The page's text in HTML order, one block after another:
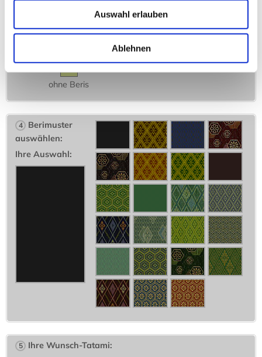
Auswahl erlauben
Ablehnen
Beri an den Längsseiten Beri umlaufend
ohne Beris
4
Berimuster
auswählen:
Ihre Auswahl:
5
Ihre Wunsch-Tatami: